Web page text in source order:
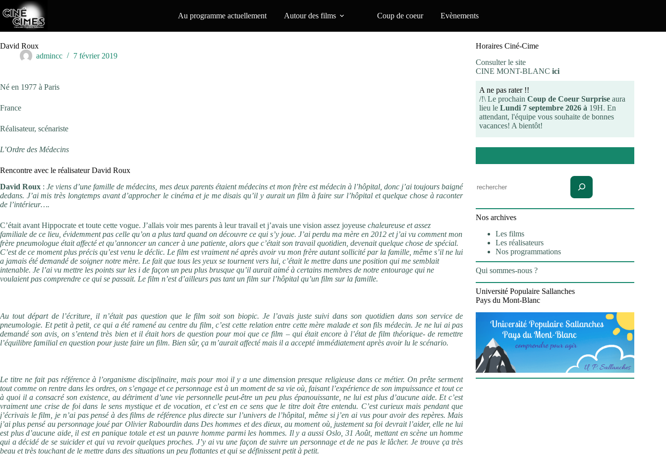
au
contenu
Au programme actuellement Autour des films Coup de coeur Evènements
David Roux
admincc
7 février 2019
Né en 1977 à Paris
France
Réalisateur, scénariste
L’Ordre des Médecins
Rencontre avec le réalisateur David Roux
David Roux :Je viens d’une famille de médecins, mes deux parents étaient médecins et mon frère est médecin à l’hôpital, donc j’ai toujours baigné
dedans. J’ai mis très longtemps avant d’approcher le cinéma et je me disais qu’il y aurait un film à faire sur l’hôpital et quelque chose à raconter
de l’intérieur….
C’était avant Hippocrate et toute cette vogue. J’allais voir mes parents à leur travail et j’avais une vision assez joyeuse chaleureuse et assez
familiale de ce lieu, évidemment pas celle qu’on a plus tard quand on découvre ce qui s’y joue. J’ai perdu ma mère en 2012 et j’ai vu comment mon
frère pneumologue était affecté et qu’annoncer un cancer à une patiente, alors que c’était son travail quotidien, devenait quelque chose de spécial.
C’est de ce moment plus précis qu’est venu le déclic. Le film est vraiment né après avoir vu mon frère autant sollicité par la famille, même s’il ne lui
a jamais été demandé de soigner notre mère. Le fait que tous les yeux se tournent vers lui, c’était le mettre dans une position qui me semblait
intenable. Je l’ai vu mettre les points sur les i de façon un peu plus brusque qu’il aurait aimé à certains membres de notre entourage qui ne
voulaient pas comprendre ce qui se passait. Le film n’est d’ailleurs pas tant un film sur l’hôpital qu’un film sur la famille.
Au tout départ de l’écriture, il n’était pas question que le film soit son biopic. Je l’avais juste suivi dans son quotidien dans son service de
pneumologie. Et petit à petit, ce qui a été ramené au centre du film, c’est cette relation entre cette mère malade et son fils médecin. Je ne lui ai pas
demandé son avis, on s’entend très bien et il était hors de question pour moi que ce film – qui était encore à l’état de film théorique- de remettre
l’équilibre familial en question pour juste faire un film. Bien sûr, ça m’aurait affecté mais il a accepté immédiatement après avoir lu le scénario.
Le titre ne fait pas référence à l’organisme disciplinaire, mais pour moi il y a une dimension presque religieuse dans ce métier. On prête serment
tout comme on rentre dans les ordres, on s’engage et ce personnage est à un moment de sa vie où, faisant l’expérience de son impuissance et tout ce
à quoi il a consacré son existence, au détriment d’une vie personnelle peut-être un peu plus épanouissante, ne lui est plus d’aucune aide. Et c’est
vraiment une crise de foi dans le sens mystique et de vocation, et c’est en ce sens que le titre doit être entendu. C’est curieux mais pendant que
j’écrivais le film, je n’ai pas pensé à des films de référence plus directe sur l’univers de l’hôpital, même si j’en ai vus pour avoir des repères. Mais
j’ai plus pensé au personnage joué par Olivier Rabourdin dans Des hommes et des dieux, au moment où, justement sa foi devrait l’aider, elle ne lui
est plus d’aucune aide, il est en panique totale et est un pauvre homme parmi les hommes. Il y a aussi Oslo, 31 Août, mettant en scène un homme
qui a décidé de se suicider et qui va revoir quelques proches. J’y ai vu une façon de suivre un personnage et de ne pas le lâcher. Je trouve ça très
beau et très touchant de le mettre dans des situations un peu flottantes et qui se définissent petit à petit.
Horaires Ciné-Cime
Consulter le site
CINE MONT-BLANC ici
A ne pas rater !!
/!\ Le prochain Coup de Coeur Surprise aura
lieu le Lundi 7 septembre 2026 à 19H. En
attendant, l'équipe vous souhaite de bonnes
vacances! A bientôt!
Nos archives
Les films
Les réalisateurs
Nos programmations
Qui sommes-nous ?
Université Populaire Sallanches
Pays du Mont-Blanc